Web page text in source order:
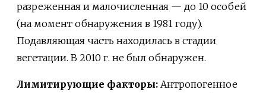
разреженная и малочисленная — до 10 особей
(на момент обнаружения в 1981 году).
Подавляющая часть находилась в стадии
вегетации. В 2010 г. не был обнаружен.
Лимитирующие факторы: Антропогенное